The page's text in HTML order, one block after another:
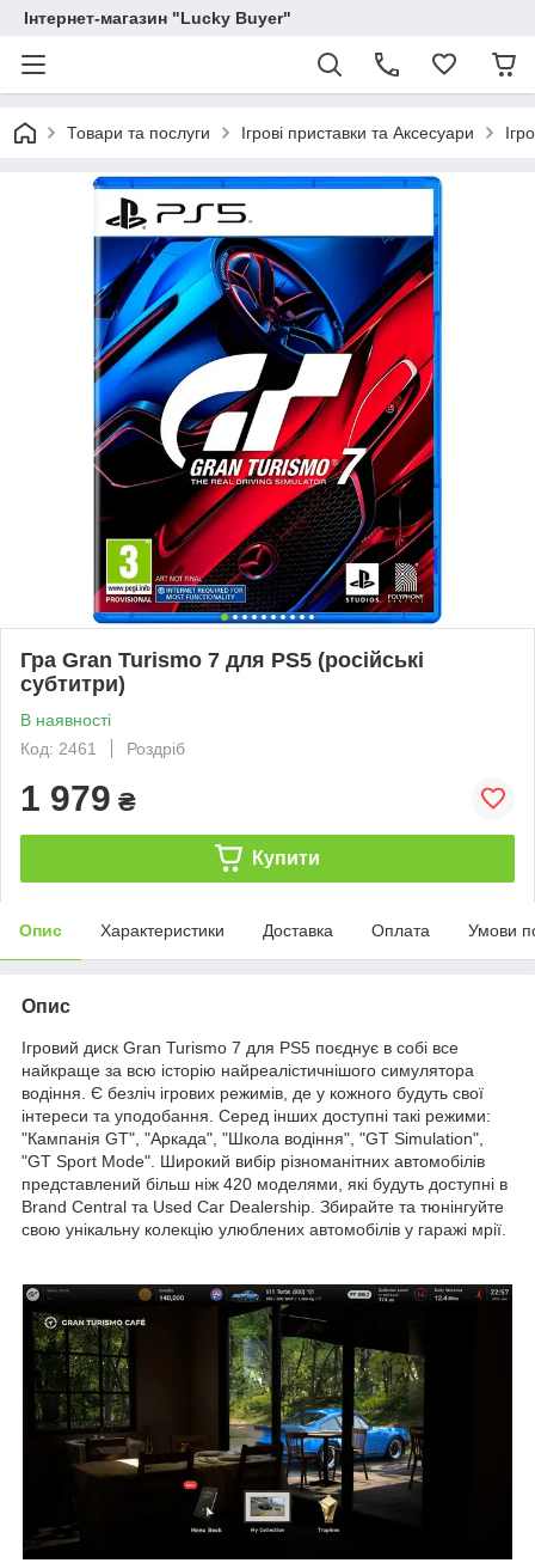
Інтернет-магазин "Lucky Buyer"
Товари та послуги Ігрові приставки та Аксесуари
Гра Gran Turismo 7 для PS5 (російські
субтитри)
В наявності
Код: 2461
Роздріб
1 979 ₴
Купити
Опис Характеристики Доставка Оплата Умови
Опис
Ігровий диск Gran Turismo 7 для PS5 поєднує в собі все
найкраще за всю історію найреалістичнішого симулятора
водіння. Є безліч ігрових режимів, де у кожного будуть свої
інтереси та уподобання. Серед інших доступні такі режими:
"Кампанія GT", "Аркада", "Школа водіння", "GT Simulation",
"GT Sport Mode". Широкий вибір різноманітних автомобілів
представлений більш ніж 420 моделями, які будуть доступні в
Brand Central та Used Car Dealership. Збирайте та тюнінгуйте
свою унікальну колекцію улюблених автомобілів у гаражі мрії.